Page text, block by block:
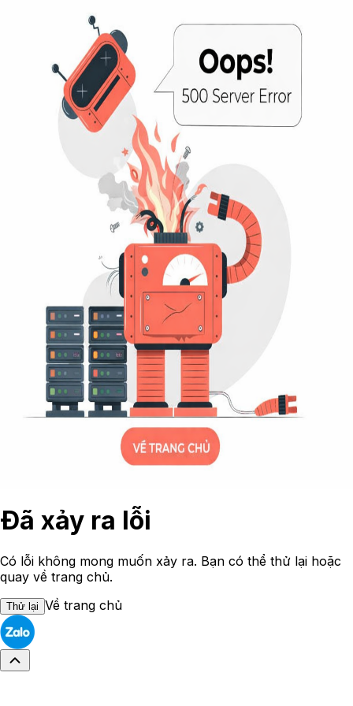
Đã xảy ra lỗi
Có lỗi không mong muốn xảy ra. Bạn có thể thử lại hoặc
quay về trang chủ.
Thử lại Về trang chủ